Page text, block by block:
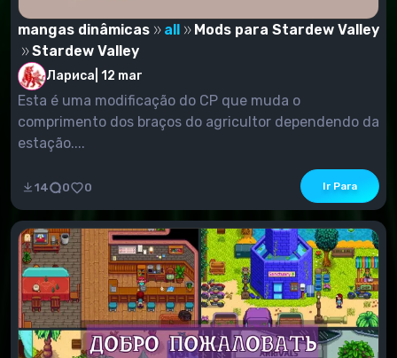
mangas dinâmicas all
Mods para Stardew Valley
Stardew Valley
Лариса 12 mar
Esta é uma modificação do CP que muda o
comprimento dos braços do agricultor dependendo da
estação....
14 0 0 Ir Para